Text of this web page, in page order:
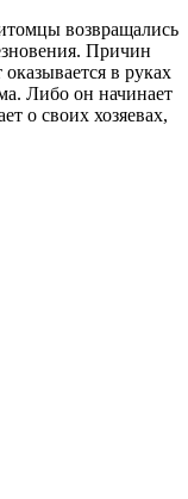
возвращались
Причин
в руках
Либо он начинает
о своих хозяевах,